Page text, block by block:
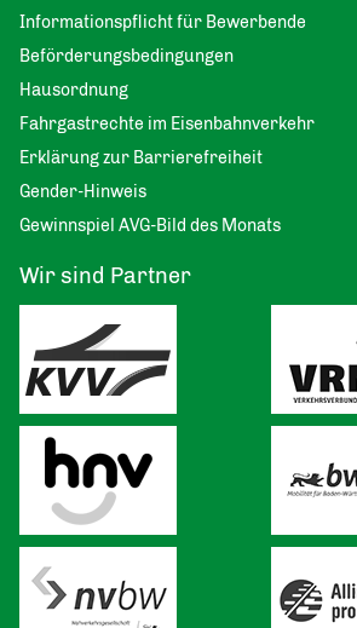
Informationspflicht für Bewerbende
Beförderungsbedingungen
Hausordnung
Fahrgastrechte im Eisenbahnverkehr
Erklärung zur Barrierefreiheit
Gender-Hinweis
Gewinnspiel AVG-Bild des Monats
Wir sind Partner